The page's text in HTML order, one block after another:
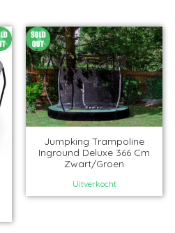
Jumpking Trampoline
Inground Deluxe 366 Cm
Zwart/Groen
Uitverkocht